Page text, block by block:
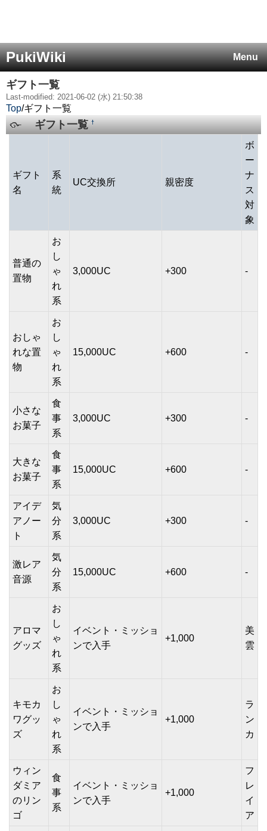
Menu
PukiWiki
ギフト一覧
Last-modified: 2021-06-02 (水) 21:50:38
Top/ギフト一覧
ギフト一覧†
ギフト
名
系
統
UC交換所 親密度
ボ
ー
ナ
ス
対
象
普通の
置物
お
し
ゃ
れ
系
3,000UC +300 -
おしゃ
れな置
物
お
し
ゃ
れ
系
15,000UC +600 -
小さな
お菓子
食
事
系
3,000UC +300 -
大きな
お菓子
食
事
系
15,000UC +600 -
アイデ
アノー
ト
気
分
系
3,000UC +300 -
激レア
音源
気
分
系
15,000UC +600 -
アロマ
グッズ
お
し
ゃ
れ
系
イベント・ミッショ
ンで入手
+1,000
美
雲
キモカ
ワグッ
ズ
お
し
ゃ
れ
系
イベント・ミッショ
ンで入手
+1,000
ラ
ン
カ
ウィン
ダミア
のリン
ゴ
食
事
系
イベント・ミッショ
ンで入手
+1,000
フ
レ
イ
ア